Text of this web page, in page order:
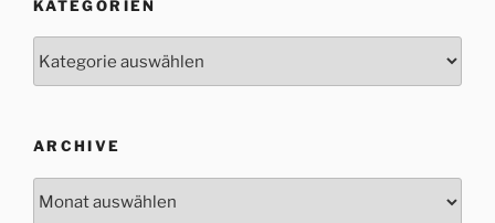
KATEGORIEN
ARCHIVE